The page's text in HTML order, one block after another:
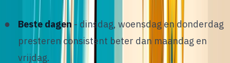
Beste dagen - dinsdag, woensdag en donderdag
presteren consistent beter dan maandag en
vrijdag.